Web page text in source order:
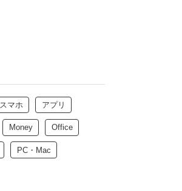
スマホ アプリ
Money Office
PC・Mac